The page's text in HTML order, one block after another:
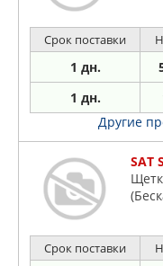
Срок поставки
1 дн.
1 дн.
Другие
SAT
Срок поставки